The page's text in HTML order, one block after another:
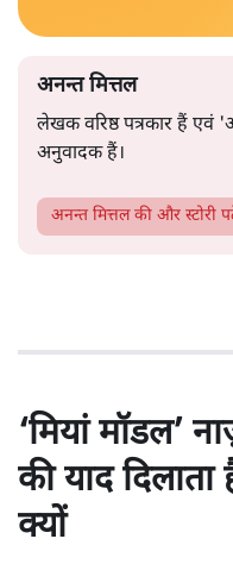
अनन्त मित्तल
लेखक वरिष्ठ पत्रकार हैं एवं
अनुवादक हैं।
अनन्त मित्तलकी और स्टोरी
‘मियां मॉडल’
की याद
क्यों